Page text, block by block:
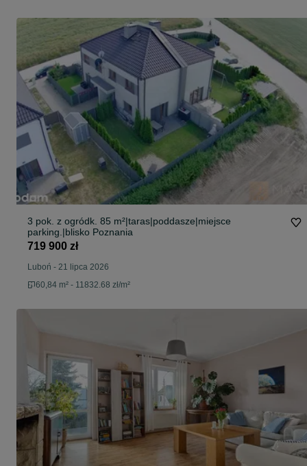
3 pok. z ogródk. 85 m²|taras|poddasze|miejsce
parking.|blisko Poznania
719 900 zł
Luboń - 21 lipca 2026
60,84 m² - 11832.68 zł/m²